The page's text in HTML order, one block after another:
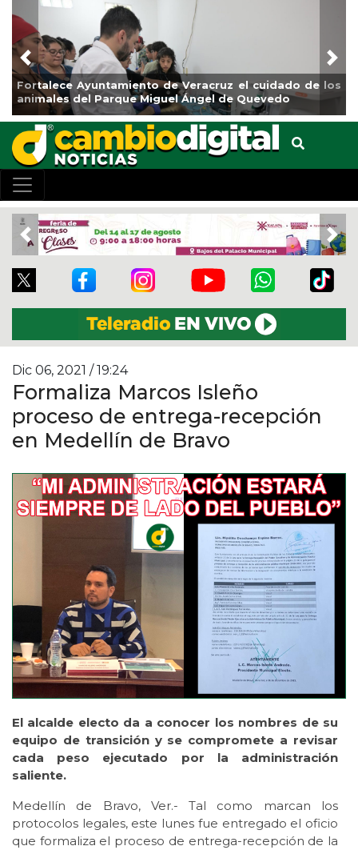
de Veracruz el cuidado de los
Parque Miguel Ángel de Quevedo
La ciudad de
de
Previous
Previous
Dic 06, 2021 / 19:24
Formaliza Marcos Isleño
proceso de entrega-recepción
en Medellín de Bravo
El alcalde electo da a conocer los nombres de su
equipo de transición y se compromete a revisar
cada peso ejecutado por la administración
saliente.
Medellín de Bravo, Ver.- Tal como marcan los
protocolos legales, este lunes fue entregado el oficio
que formaliza el proceso de entrega-recepción de la